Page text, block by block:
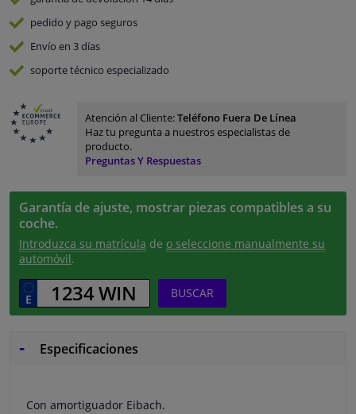
pedido y pago seguros
Envío en 3 días
soporte técnico especializado
Atención al Cliente:Teléfono Fuera De Línea
Haz tu pregunta a nuestros especialistas de
producto.
Preguntas Y Respuestas
Garantía de ajuste, mostrar piezas compatibles a su
coche.
Introduzca su matrícula de o seleccione manualmente su
automóvil.
BUSCAR
Especificaciones
Con amortiguador Eibach.